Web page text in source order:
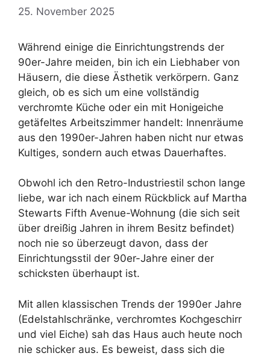
25. November 2025
Während einige die Einrichtungstrends der
90er-Jahre meiden, bin ich ein Liebhaber von
Häusern, die diese Ästhetik verkörpern. Ganz
gleich, ob es sich um eine vollständig
verchromte Küche oder ein mit Honigeiche
getäfeltes Arbeitszimmer handelt: Innenräume
aus den 1990er-Jahren haben nicht nur etwas
Kultiges, sondern auch etwas Dauerhaftes.
Obwohl ich den Retro-Industriestil schon lange
liebe, war ich nach einem Rückblick auf Martha
Stewarts Fifth Avenue-Wohnung (die sich seit
über dreißig Jahren in ihrem Besitz befindet)
noch nie so überzeugt davon, dass der
Einrichtungsstil der 90er-Jahre einer der
schicksten überhaupt ist.
Mit allen klassischen Trends der 1990er Jahre
(Edelstahlschränke, verchromtes Kochgeschirr
und viel Eiche) sah das Haus auch heute noch
nie schicker aus. Es beweist, dass sich die